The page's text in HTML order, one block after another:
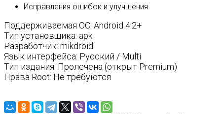
Исправления ошибок и улучшения
Поддерживаемая ОС: Android 4.2+
Тип установщика: apk
Разработчик: mikdroid
Язык интерфейса: Русский / Multi
Тип издания: Пролечена (открыт Premium)
Права Root: Не требуются